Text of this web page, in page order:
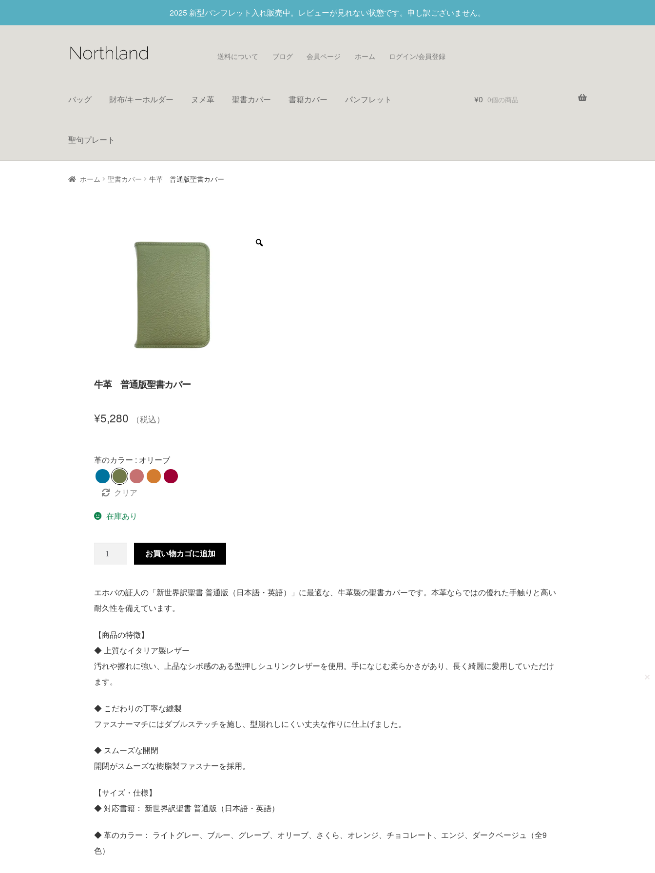
2025 新型パンフレット入れ販売中。レビューが見れない状態です。申し訳ございません。
送料について ブログ 会員ページ ホーム ログイン/会員登録
バッグ 財布/キーホルダー ヌメ革 聖書カバー 書籍カバー パンフレット
聖句プレート
¥0 0個の商品
ホーム 聖書カバー 牛革 普通版聖書カバー
牛革 普通版聖書カバー
¥5,280 （税込）
革のカラー オリーブ
クリア
在庫あり
お買い物カゴに追加
エホバの証人の「新世界訳聖書 普通版（日本語・英語）」に最適な、牛革製の聖書カバーです。本革ならではの優れた手触りと高い
耐久性を備えています。
【商品の特徴】
◆ 上質なイタリア製レザー
汚れや擦れに強い、上品なシボ感のある型押しシュリンクレザーを使用。手になじむ柔らかさがあり、長く綺麗に愛用していただけ
ます。
◆ こだわりの丁寧な縫製
ファスナーマチにはダブルステッチを施し、型崩れしにくい丈夫な作りに仕上げました。
◆ スムーズな開閉
開閉がスムーズな樹脂製ファスナーを採用。
【サイズ・仕様】
◆ 対応書籍： 新世界訳聖書 普通版（日本語・英語）
◆ 革のカラー： ライトグレー、ブルー、グレープ、オリーブ、さくら、オレンジ、チョコレート、エンジ、ダークベージュ（全9
色）